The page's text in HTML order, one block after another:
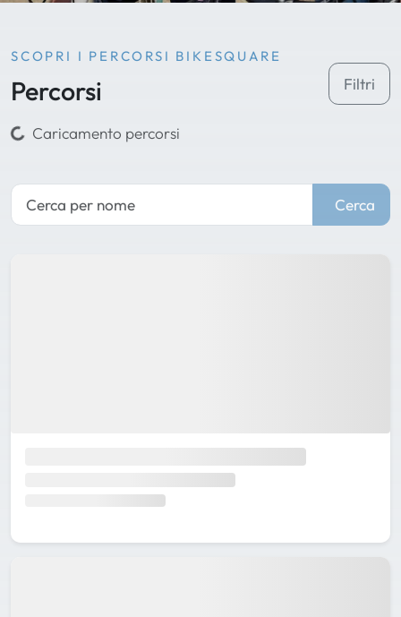
SCOPRI I PERCORSI BIKESQUARE
Percorsi Filtri
Caricamento percorsi
Cerca